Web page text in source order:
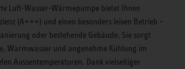
Luft-Wasser-Wärmepumpe bietet Ihnen
(A+++) und einen besonders leisen Betrieb –
oder bestehende Gebäude. Sie sorgt
Warmwasser und angenehme Kühlung im
Aussentemperaturen. Dank vielseitiger